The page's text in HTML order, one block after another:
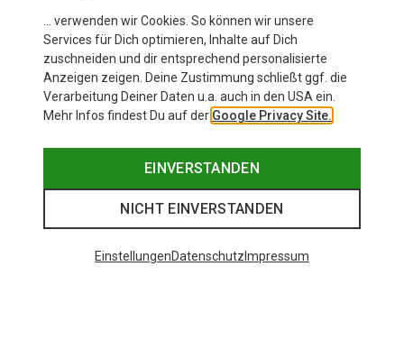
… verwenden wir Cookies. So können wir unsere
Services für Dich optimieren, Inhalte auf Dich
zuschneiden und dir entsprechend personalisierte
Anzeigen zeigen. Deine Zustimmung schließt ggf. die
Verarbeitung Deiner Daten u.a. auch in den USA ein.
Mehr Infos findest Du auf der Google Privacy Site.
EINVERSTANDEN
NICHT EINVERSTANDEN
EinstellungenDatenschutz Impressum